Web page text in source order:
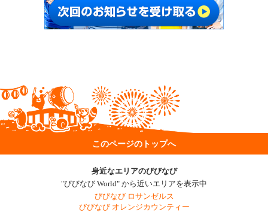
このページのトップへ
身近なエリアのびびなび
"びびなび World" から近いエリアを表示中
びびなび ロサンゼルス
びびなび オレンジカウンティー